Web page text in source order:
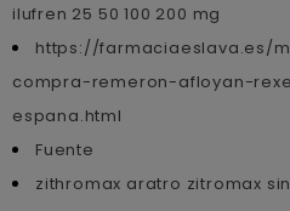
ilufren 25 50 100 200 mg
https://farmaciaeslava.es/
compra-remeron-afloyan-
espana.html
Fuente
zithromax aratro zitromax